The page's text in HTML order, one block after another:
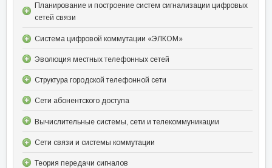
Планирование и построение систем сигнализации цифровых
сетей связи
Система цифровой коммутации «ЭЛКОМ»
Эволюция местных телефонных сетей
Структура городской телефонной сети
Сети абонентского доступа
Вычислительные системы, сети и телекоммуникации
Сети связи и системы коммутации
Теория передачи сигналов